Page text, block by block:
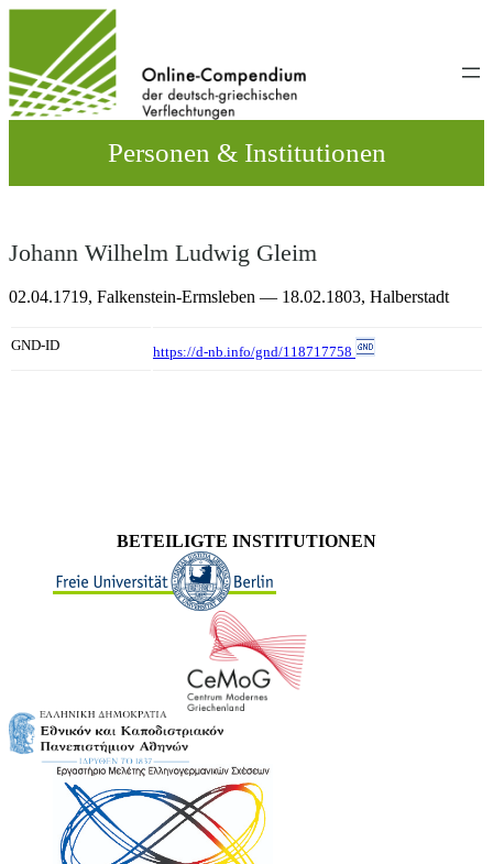
wechseln
Personen & Institutionen
Johann Wilhelm Ludwig Gleim
02.04.1719, Falkenstein-Ermsleben — 18.02.1803, Halberstadt
GND-ID https://d-nb.info/gnd/118717758
BETEILIGTE INSTITUTIONEN